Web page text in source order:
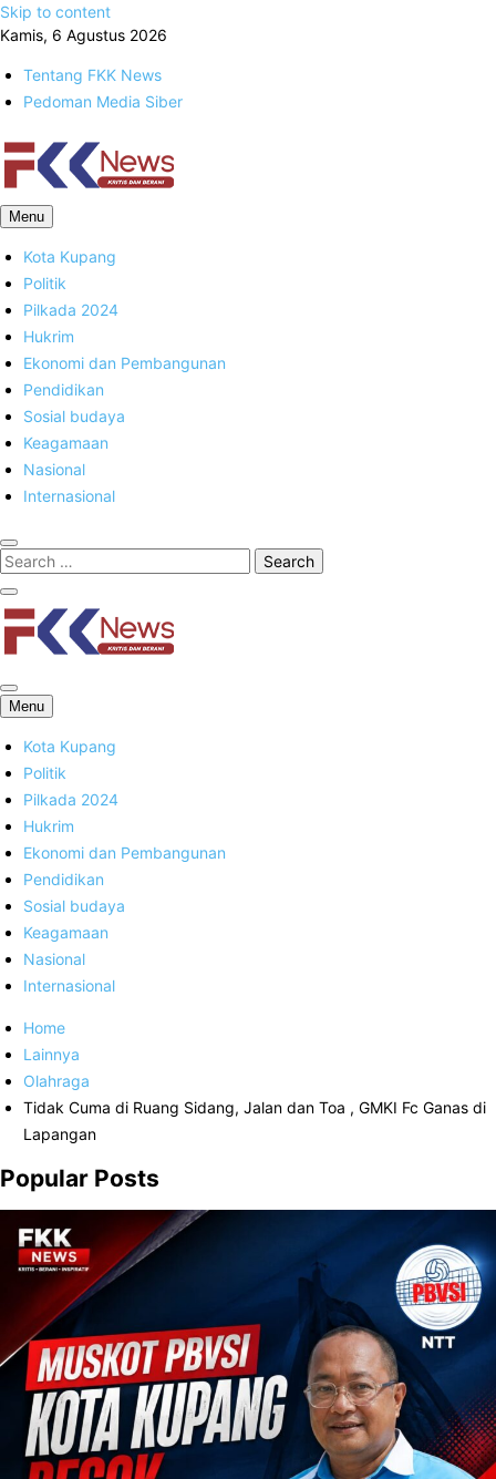
Skip to content
Kamis, 6 Agustus 2026
Tentang FKK News
Pedoman Media Siber
FKK News
Menu
Kota Kupang
Politik
Pilkada 2024
Hukrim
Ekonomi dan Pembangunan
Pendidikan
Sosial budaya
Keagamaan
Nasional
Internasional
FKK News
Menu
Kota Kupang
Politik
Pilkada 2024
Hukrim
Ekonomi dan Pembangunan
Pendidikan
Sosial budaya
Keagamaan
Nasional
Internasional
Home
Lainnya
Olahraga
Tidak Cuma di Ruang Sidang, Jalan dan Toa , GMKI Fc Ganas di
Lapangan
Popular Posts